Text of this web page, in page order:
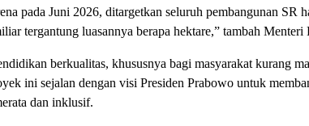
pada Juni 2026, ditargetkan seluruh pembangunan SR
tergantung luasannya berapa hektare,” tambah Menteri
berkualitas, khususnya bagi masyarakat kurang
ini sejalan dengan visi Presiden Prabowo untuk
dan inklusif.